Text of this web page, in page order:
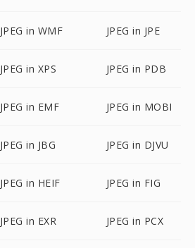
JPEG in WMF JPEG in JPE
JPEG in XPS JPEG in PDB
JPEG in EMF JPEG in MOBI
JPEG in JBG JPEG in DJVU
JPEG in HEIF JPEG in FIG
JPEG in EXR JPEG in PCX